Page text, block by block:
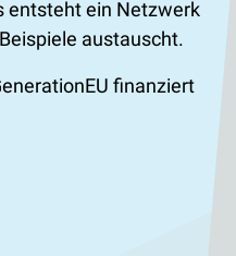
entsteht ein Netzwerk
austauscht.
finanziert